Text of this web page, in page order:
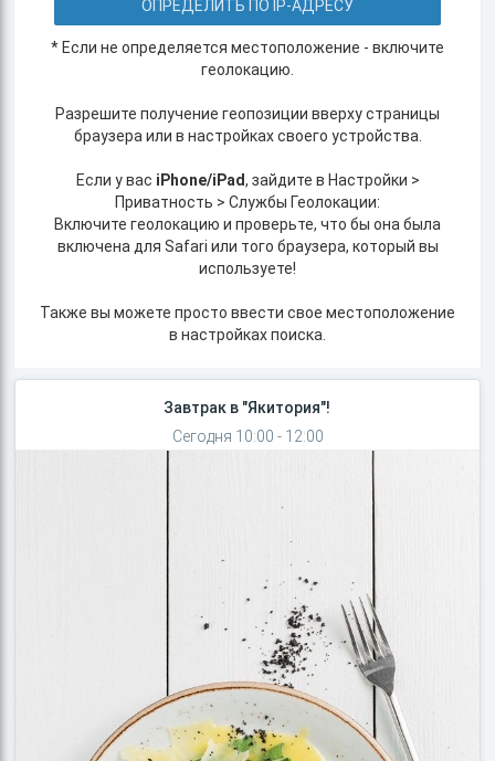
ОПРЕДЕЛИТЬ ПО IP-АДРЕСУ
* Если не определяется местоположение - включите
геолокацию.
Разрешите получение геопозиции вверху страницы
браузера или в настройках своего устройства.
Если у вас iPhone/iPad, зайдите в Настройки >
Приватность > Службы Геолокации:
Включите геолокацию и проверьте, что бы она была
включена для Safari или того браузера, который вы
используете!
Также вы можете просто ввести свое местоположение
в настройках поиска.
Завтрак в "Якитория"!
Сегодня 10:00 - 12:00